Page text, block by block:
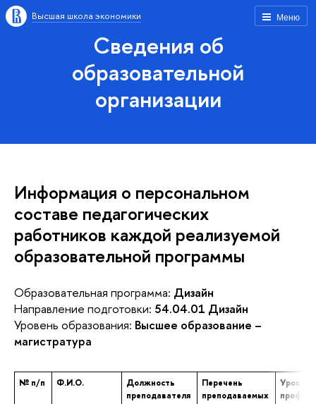
Меню
Высшая школа экономики
Сведения об
образовательной
организации
Информация о персональном
составе педагогических
работников каждой реализуемой
образовательной программы
Образовательная программа: Дизайн
Направление подготовки: 54.04.01 Дизайн
Уровень образования: Высшее образование –
магистратура
№ п/п Ф.И.О.
Должность
преподавателя
Перечень
преподаваемых